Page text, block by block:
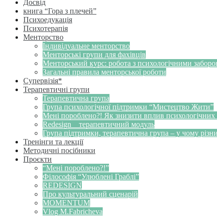
Досвід
книга “Гора з плечей”
Психоедукація
Психотерапія
Менторство
Індивідуальне менторство
Менторські групи для фахівців
Менторський курс: робота з психологічними
Загальні правила менторської роботи
Супервізія*
Терапевтичні групи
Терапевтична група
Група психологічної підтримки “Мистецтво Жити”
Мені пороблено?! Як знизити вплив психологічних
Redesign _ терапевтичний модуль
Група підтримки, терапевтична група – у чому
Тренінги та лекції
Методичні посібники
Проєкти
“Мені пороблено?!”
Філософія “Улюблені Граблі”
REDESIGN
Про культуральний сценарій
MOMENTUM
Vlog M.Fabricheva